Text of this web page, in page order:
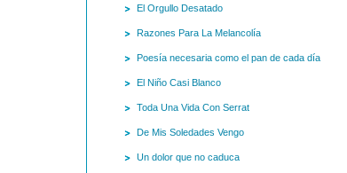
El Orgullo Desatado
Razones Para La Melancolía
Poesía necesaria como el pan de cada día
El Niño Casi Blanco
Toda Una Vida Con Serrat
De Mis Soledades Vengo
Un dolor que no caduca